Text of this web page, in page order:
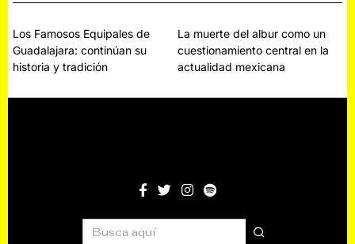
Navegación
de
Los Famosos Equipales de
Guadalajara: continúan su
historia y tradición
La muerte del albur como un
cuestionamiento central en la
actualidad mexicana